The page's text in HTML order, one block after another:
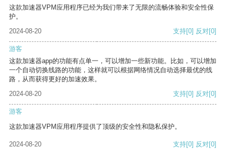
这款加速器VPM应用程序已经为我们带来了无限的流畅体验和安全性保
护。
2024-08-20
支持[0] 反对[0]
游客
这款加速器app的功能有点单一，可以增加一些新功能。比如，可以增加
一个自动切换线路的功能，这样就可以根据网络情况自动选择最优的线
路，从而获得更好的加速效果。
2024-08-20
支持[0] 反对[0]
游客
这款加速器VPM应用程序提供了顶级的安全性和隐私保护。
2024-08-20 支持[0] 反对[0]